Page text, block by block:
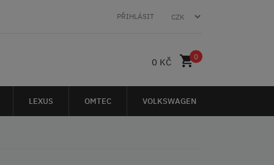
PŘIHLÁSIT
0 KČ 0
LEXUS OMTEC VOLKSWAGEN